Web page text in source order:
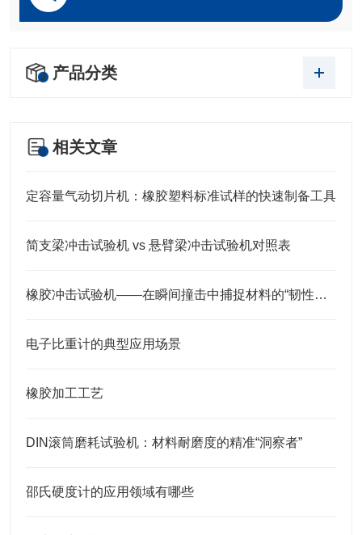
产品分类
相关文章
定容量气动切片机：橡胶塑料标准试样的快速制备工具
简支梁冲击试验机 vs 悬臂梁冲击试验机对照表
橡胶冲击试验机——在瞬间撞击中捕捉材料的“韧性底线”
电子比重计的典型应用场景
橡胶加工工艺
DIN滚筒磨耗试验机：材料耐磨度的精准“洞察者”
邵氏硬度计的应用领域有哪些